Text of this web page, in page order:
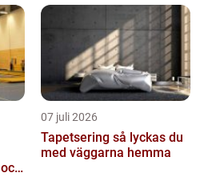
07 juli 2026
Tapetsering så lyckas du
med väggarna hemma